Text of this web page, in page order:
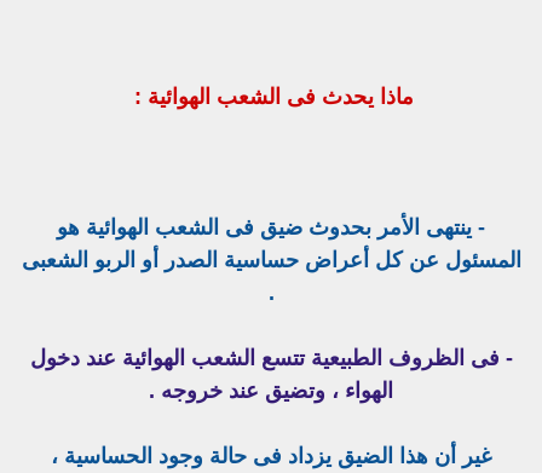
ماذا يحدث فى الشعب الهوائية :
- ينتهى الأمر بحدوث ضيق فى الشعب الهوائية هو
المسئول عن كل أعراض حساسية الصدر أو الربو الشعبى
.
- فى الظروف الطبيعية تتسع الشعب الهوائية عند دخول
الهواء ، وتضيق عند خروجه .
غير أن هذا الضيق يزداد فى حالة وجود الحساسية ،